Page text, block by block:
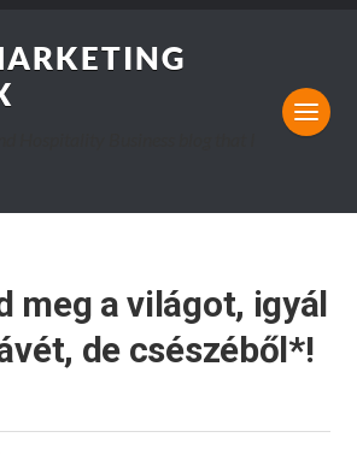
meg a világot, igyál
de csészéből*!